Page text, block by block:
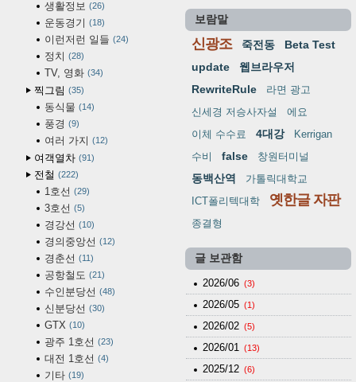
생활정보 26
운동경기 18
이런저런 일들 24
정치 28
TV, 영화 34
찍그림 35
동식물 14
풍경 9
여러 가지 12
여객열차 91
전철 222
1호선 29
3호선 5
경강선 10
경의중앙선 12
경춘선 11
공항철도 21
수인분당선 48
신분당선 30
GTX 10
광주 1호선 23
대전 1호선 4
기타 19
보람말
신광조 죽전동
Beta Test
update
웹브라우저
RewriteRule
라면 광고
신세경 저승사자설
에요
이체 수수료
4대강
Kerrigan
수비
false 창원터미널
동백산역
가톨릭대학교
ICT폴리텍대학
옛한글 자판
종결형
글 보관함
2026/06 (3)
2026/05 (1)
2026/02 (5)
2026/01 (13)
2025/12 (6)